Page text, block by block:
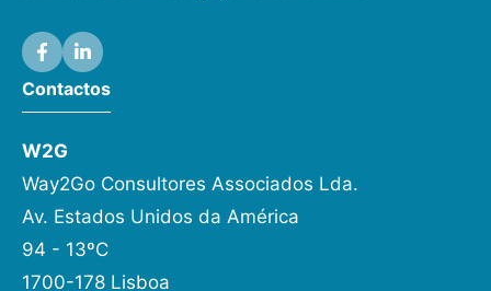
Contactos
W2G
Way2Go Consultores Associados Lda.
Av. Estados Unidos da América
94 - 13ºC
1700-178 Lisboa